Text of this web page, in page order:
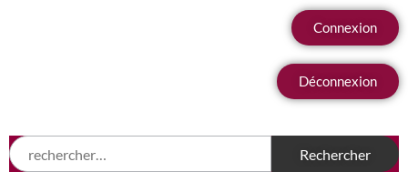
Connexion
Déconnexion